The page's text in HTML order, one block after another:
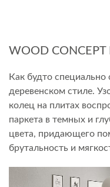
WOOD CONCEPT
Как будто специально
деревенском стиле.
колец на плитах
паркета в темных и
цвета, придающего
брутальность и